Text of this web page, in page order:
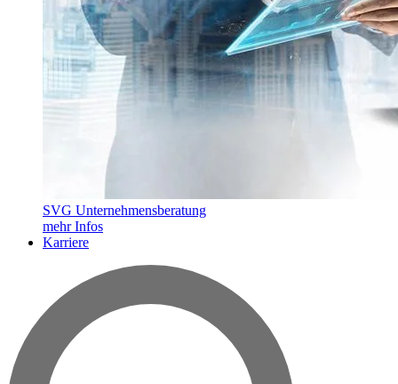
SVG Unternehmensberatung
mehr Infos
Karriere